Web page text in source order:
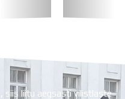
siis liitu aegsasti vilistlaste